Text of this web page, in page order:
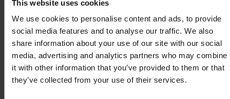
This website uses cookies
We use cookies to personalise content and ads, to provide
social media features and to analyse our traffic. We also
share information about your use of our site with our social
media, advertising and analytics partners who may combine
it with other information that you’ve provided to them or that
they’ve collected from your use of their services.
Gerelateerde producten